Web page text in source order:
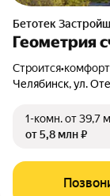
Бетотек
Геометрия
Строится•комфорт
Челябинск, ул.
1-комн.от 39,7
от 5,8 млн ₽